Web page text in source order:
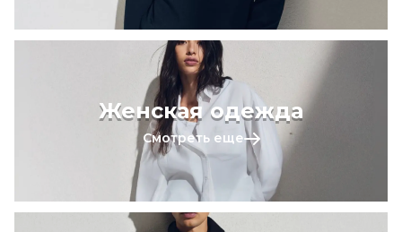
Женская одежда
Смотреть еще